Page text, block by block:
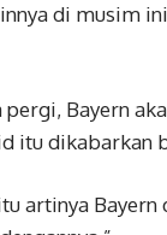
di musim
Bayern
itu dikabarkan
artinya